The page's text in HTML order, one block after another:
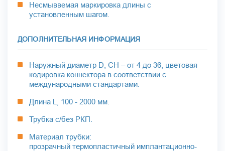
Несмыввемая маркировка длины с
установленным шагом.
ДОПОЛНИТЕЛЬНАЯ ИНФОРМАЦИЯ
Наружный диаметр D, CH – от 4 до 36, цветовая
кодировка коннектора в соответствии с
международными стандартами.
Длина L, 100 - 2000 мм.
Трубка с/без РКП.
Материал трубки:
прозрачный термопластичный имплантационно-